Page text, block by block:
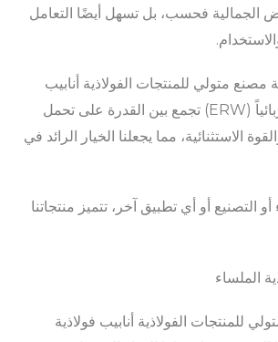
الجمالية فحسب، بل تسهل أيضًا التعامل
متولي للمنتجات الفولاذية أنابيب
فولاذية ملحومة كهربائياً (ERW) تجمع بين القدرة على تحمل
الاستثنائية، مما يجعلنا الخيار الرائد في
التصنيع أو أي تطبيق آخر، تتميز منتجاتنا
الملساء
للمنتجات الفولاذية أنابيب فولاذية